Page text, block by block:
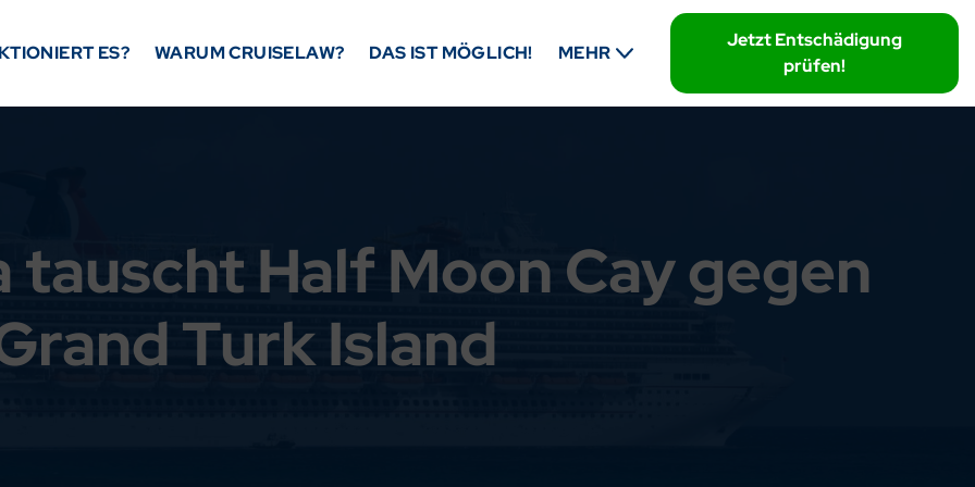
ES? WARUM CRUISELAW? DAS IST MÖGLICH! MEHR
Jetzt Entschädigung
prüfen!
tauscht Half Moon Cay gegen
Turk Island